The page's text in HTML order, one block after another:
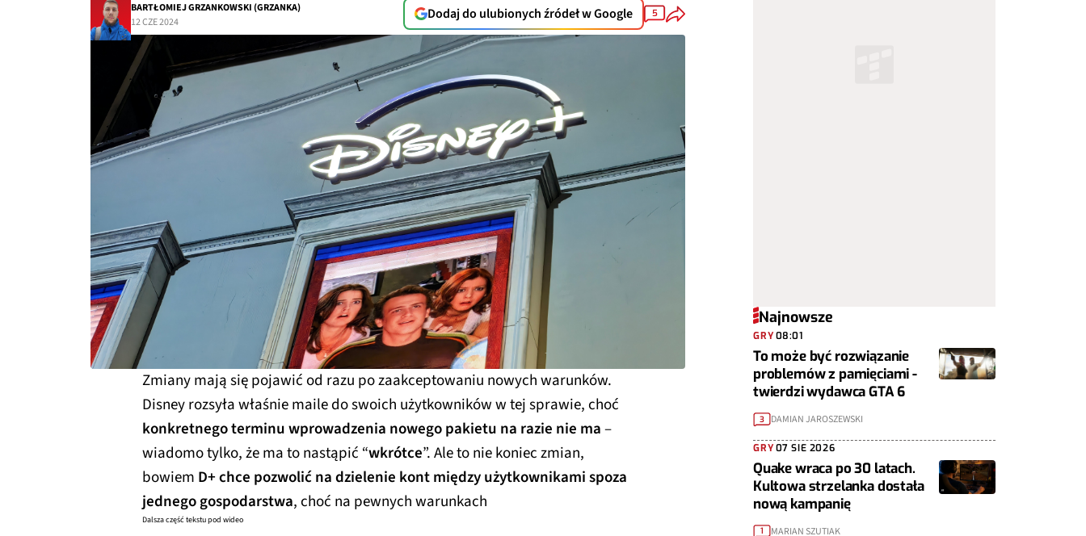
BARTŁOMIEJ GRZANKOWSKI (GRZANKA)
12 CZE 2024
Dodaj do ulubionych źródeł w Google 5
Zmiany mają się pojawić od razu po zaakceptowaniu nowych warunków.
Disney rozsyła właśnie maile do swoich użytkowników w tej sprawie, choć
konkretnego terminu wprowadzenia nowego pakietu na razie nie ma–
wiadomo tylko, że ma to nastąpić “wkrótce”. Ale to nie koniec zmian,
bowiem D+ chce pozwolić na dzielenie kont między użytkownikami spoza
jednego gospodarstwa, choć na pewnych warunkach
Dalsza część tekstu pod wideo
Najnowsze
GRY08:01
To może być rozwiązanie
problemów z pamięciami -
twierdzi wydawca GTA 6
3 DAMIAN JAROSZEWSKI
GRY07 SIE 2026
Quake wraca po 30 latach.
Kultowa strzelanka dostała
nową kampanię
1 MARIAN SZUTIAK